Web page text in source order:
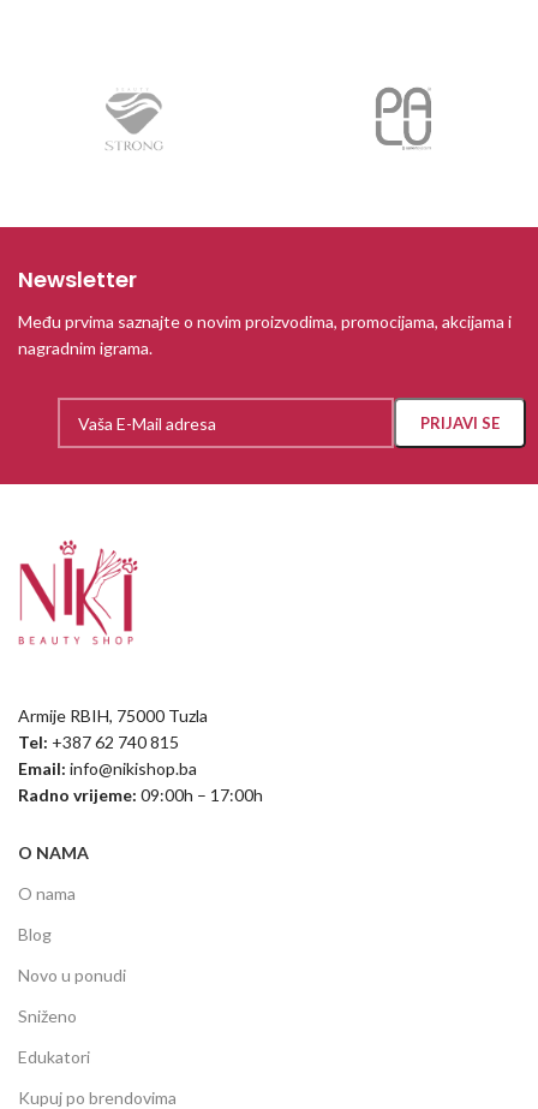
Newsletter
Među prvima saznajte o novim proizvodima, promocijama, akcijama i
nagradnim igrama.
Armije RBIH, 75000 Tuzla
Tel: +387 62 740 815
Email: info@nikishop.ba
Radno vrijeme: 09:00h – 17:00h
O NAMA
O nama
Blog
Novo u ponudi
Sniženo
Edukatori
Kupuj po brendovima